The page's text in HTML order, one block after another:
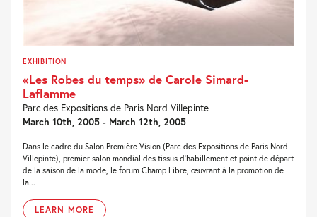
EXHIBITION
«Les Robes du temps» de Carole Simard-
Laflamme
Parc des Expositions de Paris Nord Villepinte
March 10th, 2005 - March 12th, 2005
Dans le cadre du Salon Première Vision (Parc des Expositions de Paris Nord
Villepinte), premier salon mondial des tissus d’habillement et point de départ
de la saison de la mode, le forum Champ Libre, œuvrant à la promotion de
la...
LEARN MORE